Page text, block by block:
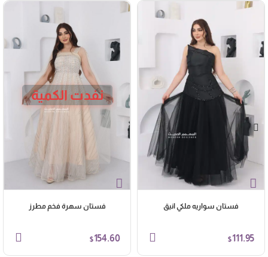
فستان سواريه ملكي انيق
$111.95
نفدت الكمية
فستان سهرة فخم مطرز
$154.60